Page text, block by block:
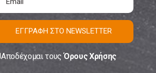
ΕΓΓΡΑΦΗ ΣΤΟ NEWSLETTER
Αποδέχομαι τουςΌρους Χρήσης